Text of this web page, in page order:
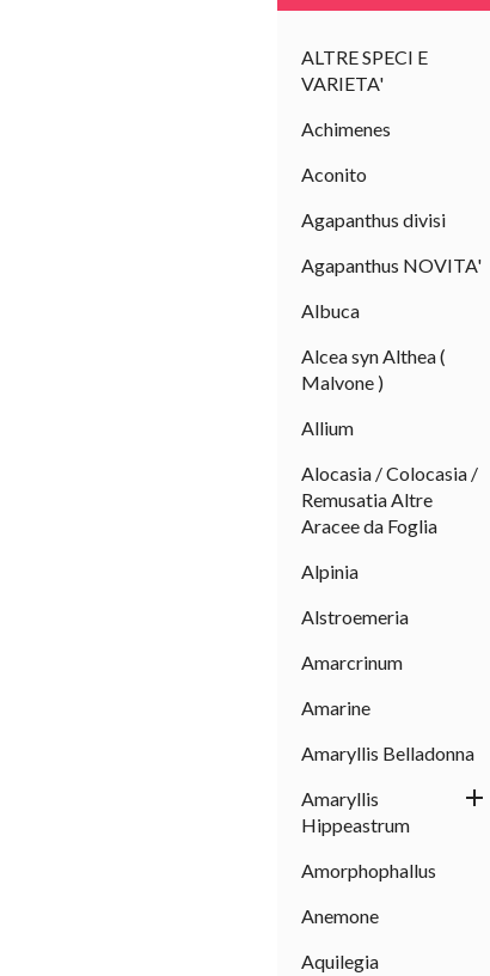
ALTRE SPECI E
VARIETA'
Achimenes
Aconito
Agapanthus divisi
Agapanthus NOVITA'
Albuca
Alcea syn Althea (
Malvone )
Allium
Alocasia / Colocasia /
Remusatia Altre
Aracee da Foglia
Alpinia
Alstroemeria
Amarcrinum
Amarine
Amaryllis Belladonna
Amaryllis
Hippeastrum

Amorphophallus
Anemone
Aquilegia